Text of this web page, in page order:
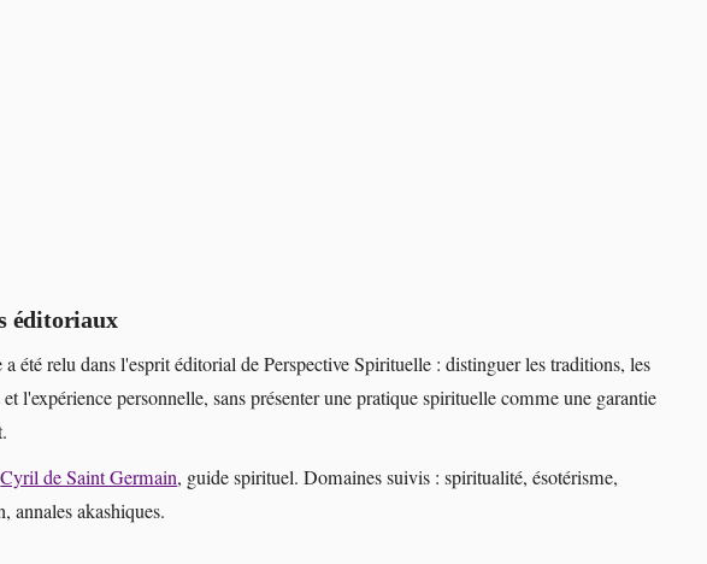
éditoriaux
a été relu dans l'esprit éditorial de Perspective Spirituelle : distinguer les traditions, les
et l'expérience personnelle, sans présenter une pratique spirituelle comme une garantie
Cyril de Saint Germain, guide spirituel. Domaines suivis : spiritualité, ésotérisme,
annales akashiques.